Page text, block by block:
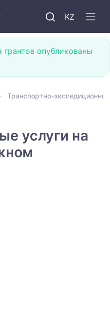
KZ
грантов опубликованы
Транспортно-
услуги на